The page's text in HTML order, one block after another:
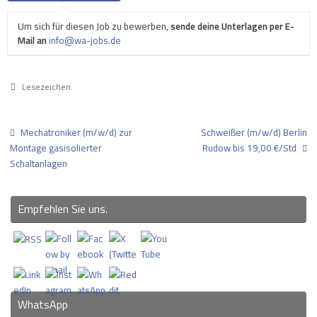
Um sich für diesen Job zu bewerben, sende deine Unterlagen per E-
Mail an info@wa-jobs.de
Lesezeichen.
Mechatroniker (m/w/d) zur
Montage gasisolierter
Schaltanlagen
Schweißer (m/w/d) Berlin
Rudow bis 19,00 €/Std
Empfehlen Sie uns.
WhatsApp